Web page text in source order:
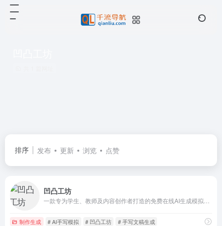
排序 发布 更新 浏览 点赞
凹凸工坊
制作生成 # AI手写模拟 # 凹凸工坊 # 手写文稿生成